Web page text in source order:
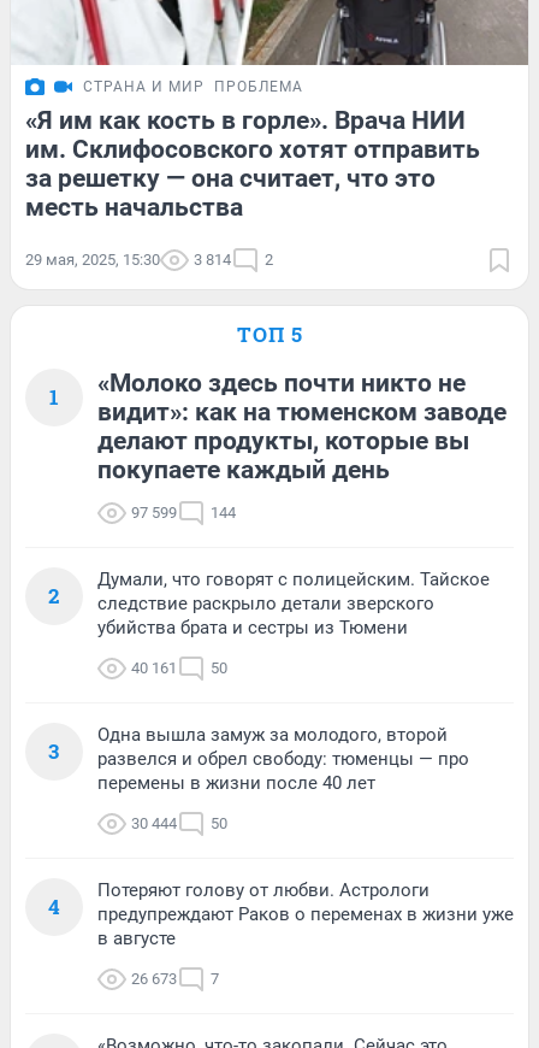
СТРАНА И МИР ПРОБЛЕМА
«Я им как кость в горле». Врача НИИ
им. Склифосовского хотят отправить
за решетку — она считает, что это
месть начальства
29 мая, 2025, 15:30 3 814 2
ТОП 5
1
«Молоко здесь почти никто не
видит»: как на тюменском заводе
делают продукты, которые вы
покупаете каждый день
97 599 144
2
Думали, что говорят с полицейским. Тайское
следствие раскрыло детали зверского
убийства брата и сестры из Тюмени
40 161 50
3
Одна вышла замуж за молодого, второй
развелся и обрел свободу: тюменцы — про
перемены в жизни после 40 лет
30 444 50
4
Потеряют голову от любви. Астрологи
предупреждают Раков о переменах в жизни уже
в августе
26 673 7